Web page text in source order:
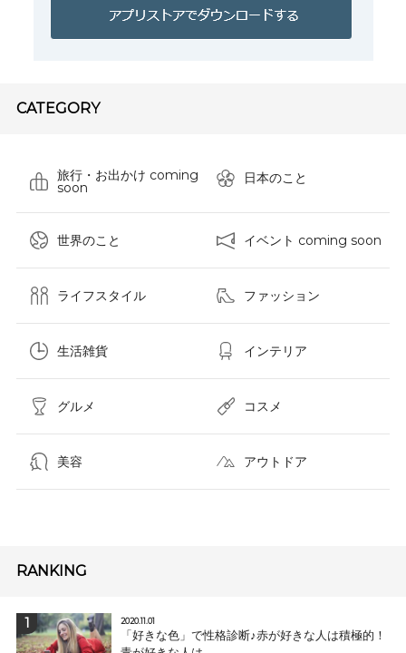
CATEGORY
旅行・お出かけ coming
soon
日本のこと
世界のこと イベント coming soon
ライフスタイル ファッション
生活雑貨 インテリア
グルメ コスメ​
美容 アウトドア
RANKING
2020.11.01
「好きな色」で性格診断♪赤が好きな人は積極的！